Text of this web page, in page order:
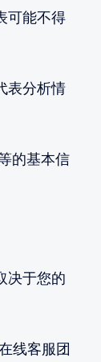
可能不得
表分析情
的基本信
决于您的
线客服团